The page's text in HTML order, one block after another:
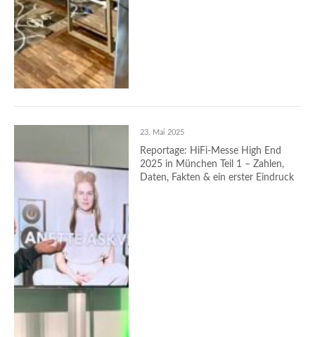
23. Mai 2025
Reportage: HiFi-Messe High End
2025 in München Teil 1 – Zahlen,
Daten, Fakten & ein erster Eindruck